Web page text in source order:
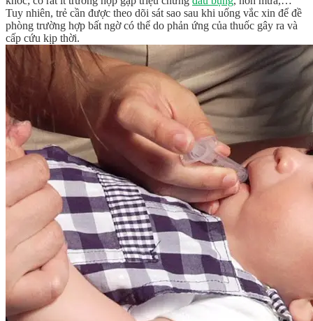
Tuy nhiên, trẻ cần được theo dõi sát sao sau khi uống vắc xin để đề
phòng trường hợp bất ngờ có thể do phản ứng của thuốc gây ra và
cấp cứu kịp thời.